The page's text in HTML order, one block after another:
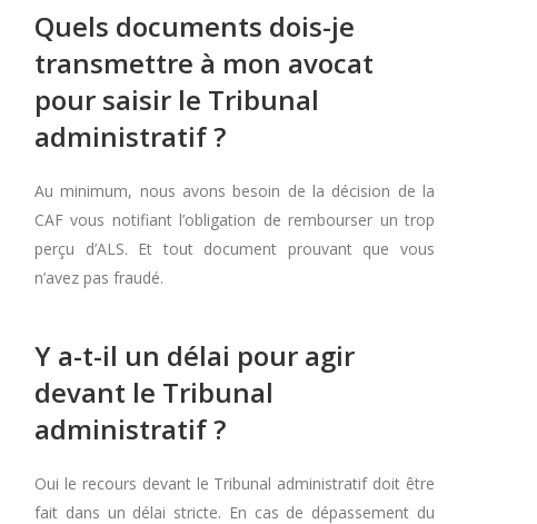
Quels documents dois-je
transmettre à mon avocat
pour saisir le Tribunal
administratif ?
Au minimum, nous avons besoin de la décision de la
CAF vous notifiant l’obligation de rembourser un trop
perçu d’ALS. Et tout document prouvant que vous
n’avez pas fraudé.
Y a-t-il un délai pour agir
devant le Tribunal
administratif ?
Oui le recours devant le Tribunal administratif doit être
fait dans un délai stricte. En cas de dépassement du